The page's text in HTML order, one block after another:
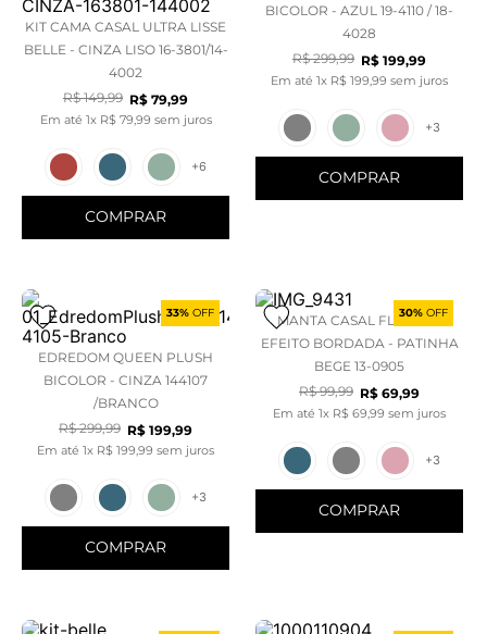
KIT CAMA CASAL ULTRA LISSE
BELLE - CINZA LISO 16-3801/14-
4002
R$ 149,99 R$ 79,99
Em até 1x R$ 79 99 sem juros
+6
COMPRAR
BICOLOR - AZUL 19-4110 / 18-
4028
R$ 299,99 R$ 199,99
Em até 1x R$ 199 99 sem juros
+3
COMPRAR
33% OFF
EDREDOM QUEEN PLUSH
BICOLOR - CINZA 144107
/BRANCO
R$ 299,99 R$ 199,99
Em até 1x R$ 199 99 sem juros
+3
COMPRAR
30% OFF
MANTA CASAL FLANNEL
EFEITO BORDADA - PATINHA
BEGE 13-0905
R$ 99,99 R$ 69,99
Em até 1x R$ 69 99 sem juros
+3
COMPRAR